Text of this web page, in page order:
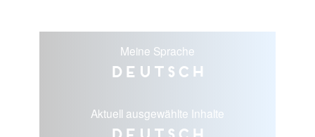
Meine Sprache
Deutsch
Aktuell ausgewählte Inhalte
Deutsch